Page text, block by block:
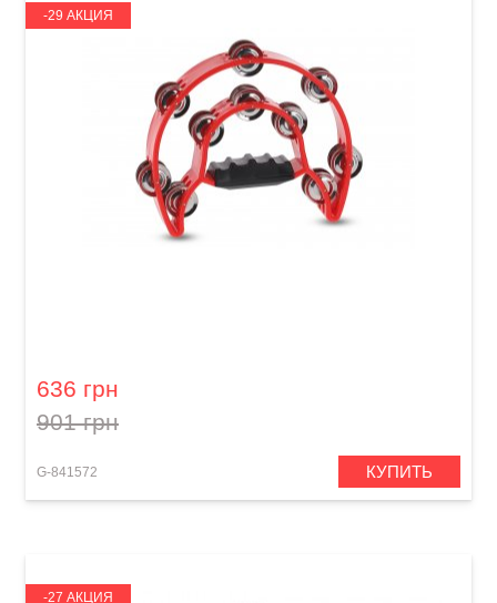
-29 АКЦИЯ
636 грн
901 грн
G-841572 КУПИТЬ
-27 АКЦИЯ